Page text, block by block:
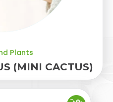
Plants
(MINI CACTUS)